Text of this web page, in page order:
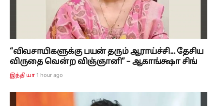
“விவசாயிகளுக்கு பயன் தரும் ஆராய்ச்சி... தேசிய
விருதை வென்ற விஞ்ஞானி” – ஆகாங்க்ஷா சிங்
இந்தியா 1 hour ago